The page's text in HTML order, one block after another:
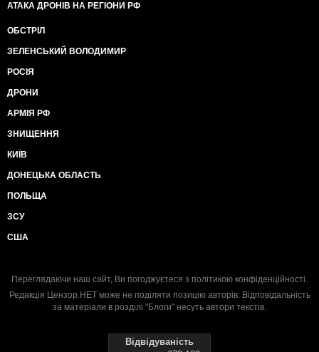
АТАКА ДРОНІВ НА РЕГІОНИ РФ
ОБСТРІЛ
ЗЕЛЕНСЬКИЙ ВОЛОДИМИР
РОСІЯ
ДРОНИ
АРМІЯ РФ
ЗНИЩЕННЯ
КИЇВ
ДОНЕЦЬКА ОБЛАСТЬ
ПОЛЬЩА
ЗСУ
США
Переглядаючи наш сайт, Ви погоджуєтеся з політикою конфіденційності.
Редакція Цензор.НЕТ може не поділяти позицію авторів. Відповідальність
за матеріали в розділі "Блоги" несуть автори текстів.
Відвідуваність